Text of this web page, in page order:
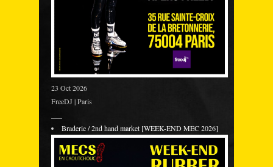
23 Oct 2026
FreeDJ | Paris
Braderie / 2nd hand market [WEEK-END MEC 2026]